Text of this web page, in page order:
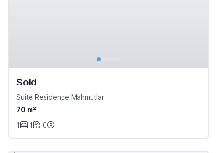
Sold
Suite Residence Mahmutlar
70 m²
1
1 0